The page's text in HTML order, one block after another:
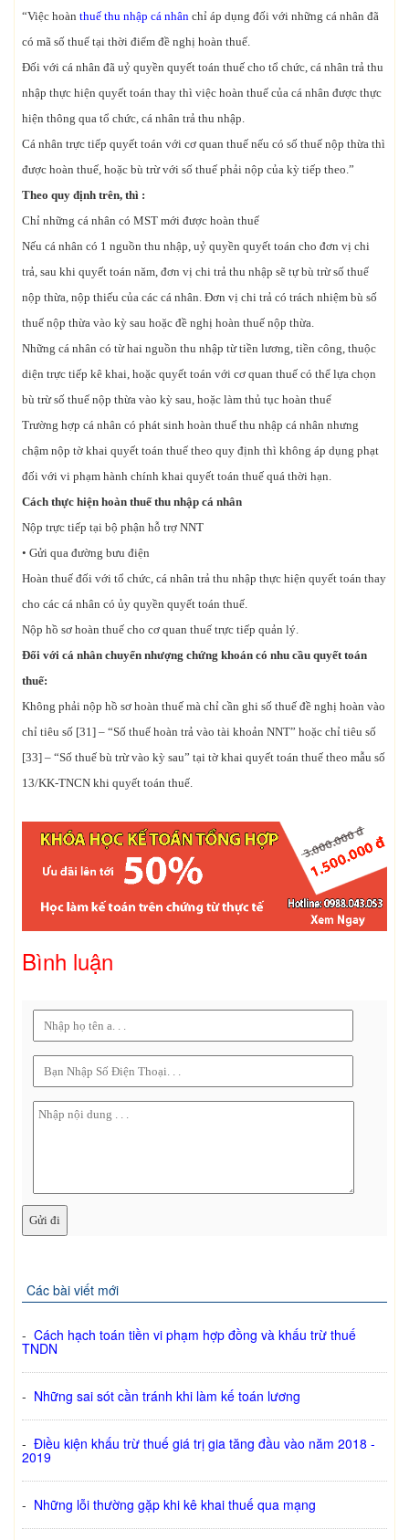
“Việc hoàn thuế thu nhập cá nhân chỉ áp dụng đối với những cá nhân đã
có mã số thuế tại thời điểm đề nghị hoàn thuế.
Đối với cá nhân đã uỷ quyền quyết toán thuế cho tổ chức, cá nhân trả thu
nhập thực hiện quyết toán thay thì việc hoàn thuế của cá nhân được thực
hiện thông qua tổ chức, cá nhân trả thu nhập.
Cá nhân trực tiếp quyết toán với cơ quan thuế nếu có số thuế nộp thừa thì
được hoàn thuế, hoặc bù trừ với số thuế phải nộp của kỳ tiếp theo.”
Theo quy định trên, thì :
Chỉ những cá nhân có MST mới được hoàn thuế
Nếu cá nhân có 1 nguồn thu nhập, uỷ quyền quyết toán cho đơn vị chi
trả, sau khi quyết toán năm, đơn vị chi trả thu nhập sẽ tự bù trừ số thuế
nộp thừa, nộp thiếu của các cá nhân. Đơn vị chi trả có trách nhiệm bù số
thuế nộp thừa vào kỳ sau hoặc đề nghị hoàn thuế nộp thừa.
Những cá nhân có từ hai nguồn thu nhập từ tiền lương, tiền công, thuộc
diện trực tiếp kê khai, hoặc quyết toán với cơ quan thuế có thể lựa chọn
bù trừ số thuế nộp thừa vào kỳ sau, hoặc làm thủ tục hoàn thuế
Trường hợp cá nhân có phát sinh hoàn thuế thu nhập cá nhân nhưng
chậm nộp tờ khai quyết toán thuế theo quy định thì không áp dụng phạt
đối với vi phạm hành chính khai quyết toán thuế quá thời hạn.
Cách thực hiện hoàn thuế thu nhập cá nhân
Nộp trực tiếp tại bộ phận hỗ trợ NNT
• Gửi qua đường bưu điện
Hoàn thuế đối với tổ chức, cá nhân trả thu nhập thực hiện quyết toán thay
cho các cá nhân có ủy quyền quyết toán thuế.
Nộp hồ sơ hoàn thuế cho cơ quan thuế trực tiếp quản lý.
Đối với cá nhân chuyển nhượng chứng khoán có nhu cầu quyết toán
thuế:
Không phải nộp hồ sơ hoàn thuế mà chỉ cần ghi số thuế đề nghị hoàn vào
chỉ tiêu số [31] – “Số thuế hoàn trả vào tài khoản NNT” hoặc chỉ tiêu số
[33] – “Số thuế bù trừ vào kỳ sau” tại tờ khai quyết toán thuế theo mẫu số
13/KK-TNCN khi quyết toán thuế.
Bình luận
Các bài viết mới
- Cách hạch toán tiền vi phạm hợp đồng và khấu trừ thuế
TNDN
- Những sai sót cần tránh khi làm kế toán lương
- Điều kiện khấu trừ thuế giá trị gia tăng đầu vào năm 2018 -
2019
- Những lỗi thường gặp khi kê khai thuế qua mạng